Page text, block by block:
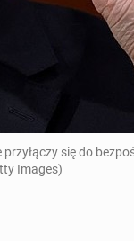
się do
Images)